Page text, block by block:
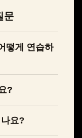
문
떻게 연습하
?
요?